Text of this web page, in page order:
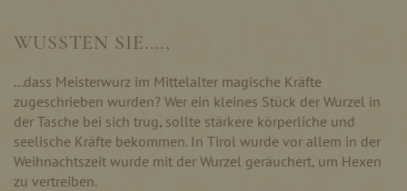
WUSSTEN SIE....,
...dass Meisterwurz im Mittelalter magische Kräfte
zugeschrieben wurden? Wer ein kleines Stück der Wurzel in
der Tasche bei sich trug, sollte stärkere körperliche und
seelische Kräfte bekommen. In Tirol wurde vor allem in der
Weihnachtszeit wurde mit der Wurzel geräuchert, um Hexen
zu vertreiben.